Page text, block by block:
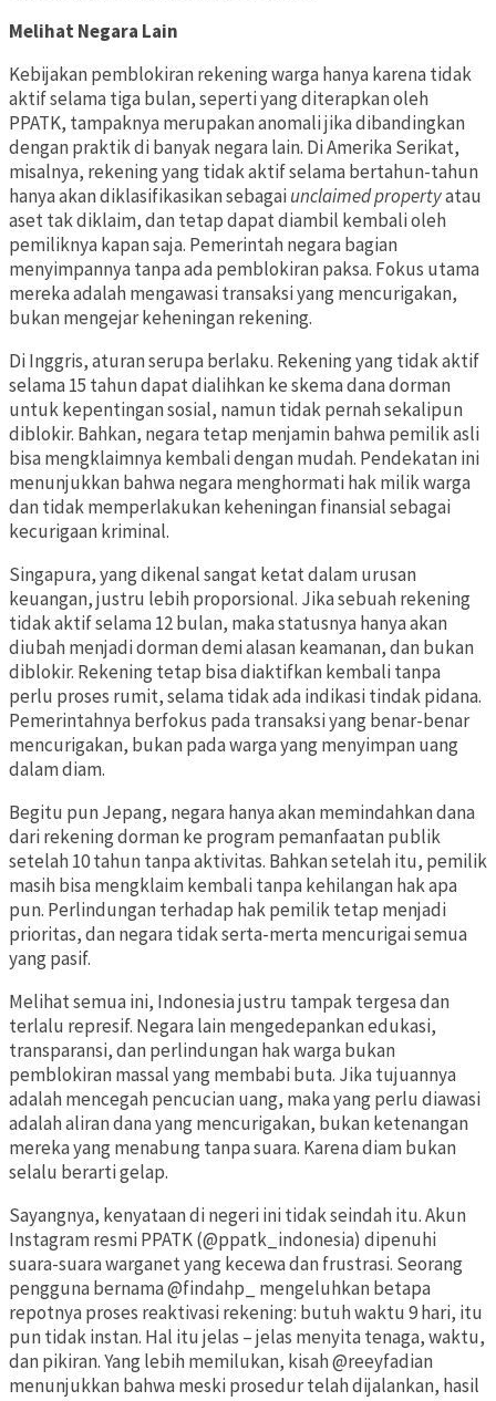
Melihat Negara Lain
Kebijakan pemblokiran rekening warga hanya karena tidak
aktif selama tiga bulan, seperti yang diterapkan oleh
PPATK, tampaknya merupakan anomali jika dibandingkan
dengan praktik di banyak negara lain. Di Amerika Serikat,
misalnya, rekening yang tidak aktif selama bertahun-tahun
hanya akan diklasifikasikan sebagaiunclaimed propertyatau
aset tak diklaim, dan tetap dapat diambil kembali oleh
pemiliknya kapan saja. Pemerintah negara bagian
menyimpannya tanpa ada pemblokiran paksa. Fokus utama
mereka adalah mengawasi transaksi yang mencurigakan,
bukan mengejar keheningan rekening.
Di Inggris, aturan serupa berlaku. Rekening yang tidak aktif
selama 15 tahun dapat dialihkan ke skema dana dorman
untuk kepentingan sosial, namun tidak pernah sekalipun
diblokir. Bahkan, negara tetap menjamin bahwa pemilik asli
bisa mengklaimnya kembali dengan mudah. Pendekatan ini
menunjukkan bahwa negara menghormati hak milik warga
dan tidak memperlakukan keheningan finansial sebagai
kecurigaan kriminal.
Singapura, yang dikenal sangat ketat dalam urusan
keuangan, justru lebih proporsional. Jika sebuah rekening
tidak aktif selama 12 bulan, maka statusnya hanya akan
diubah menjadi dorman demi alasan keamanan, dan bukan
diblokir. Rekening tetap bisa diaktifkan kembali tanpa
perlu proses rumit, selama tidak ada indikasi tindak pidana.
Pemerintahnya berfokus pada transaksi yang benar-benar
mencurigakan, bukan pada warga yang menyimpan uang
dalam diam.
Begitu pun Jepang, negara hanya akan memindahkan dana
dari rekening dorman ke program pemanfaatan publik
setelah 10 tahun tanpa aktivitas. Bahkan setelah itu, pemilik
masih bisa mengklaim kembali tanpa kehilangan hak apa
pun. Perlindungan terhadap hak pemilik tetap menjadi
prioritas, dan negara tidak serta-merta mencurigai semua
yang pasif.
Melihat semua ini, Indonesia justru tampak tergesa dan
terlalu represif. Negara lain mengedepankan edukasi,
transparansi, dan perlindungan hak warga bukan
pemblokiran massal yang membabi buta. Jika tujuannya
adalah mencegah pencucian uang, maka yang perlu diawasi
adalah aliran dana yang mencurigakan, bukan ketenangan
mereka yang menabung tanpa suara. Karena diam bukan
selalu berarti gelap.
Sayangnya, kenyataan di negeri ini tidak seindah itu. Akun
Instagram resmi PPATK (@ppatk_indonesia) dipenuhi
suara-suara warganet yang kecewa dan frustrasi. Seorang
pengguna bernama @findahp_ mengeluhkan betapa
repotnya proses reaktivasi rekening: butuh waktu 9 hari, itu
pun tidak instan. Hal itu jelas – jelas menyita tenaga, waktu,
dan pikiran. Yang lebih memilukan, kisah @reeyfadian
menunjukkan bahwa meski prosedur telah dijalankan, hasil